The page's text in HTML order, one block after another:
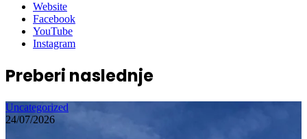
Website
Facebook
YouTube
Instagram
Preberi naslednje
Uncategorized
24/07/2026